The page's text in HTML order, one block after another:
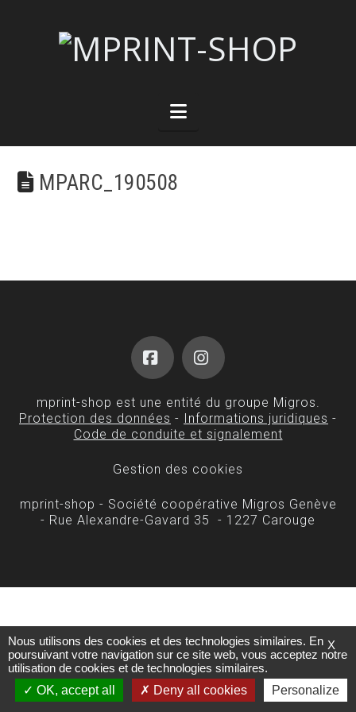
Navigation
MPARC_190508
FacebookInstagram
mprint-shop est une entité du groupe Migros.
Protection des données - Informations juridiques -
Code de conduite et signalement
Gestion des cookies
mprint-shop - Société coopérative Migros Genève
- Rue Alexandre-Gavard 35 - 1227 Carouge
X
Nous utilisons des cookies et des technologies similaires. En
poursuivant votre navigation sur ce site web, vous acceptez notre
utilisation de cookies et de technologies similaires.
OK, accept all
Deny all cookies Personalize